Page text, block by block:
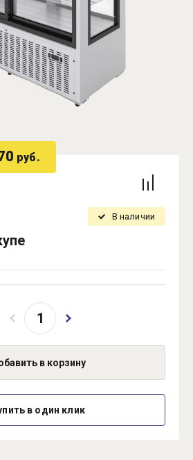
руб.
В наличии
в корзину
в один клик